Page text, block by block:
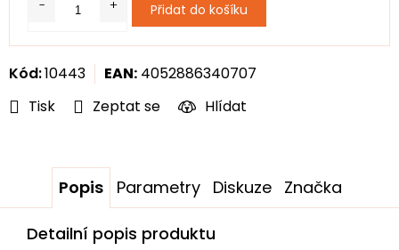
Tisk Zeptat se Hlídat
Kód:10443 EAN: 4052886340707
Přidat do košíku
Popis Parametry Diskuze Značka
Detailní popis produktu